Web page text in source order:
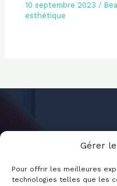
Gérer
Pour offrir les meilleures
technologies telles que les
10 septembre 2023 /
esthétique